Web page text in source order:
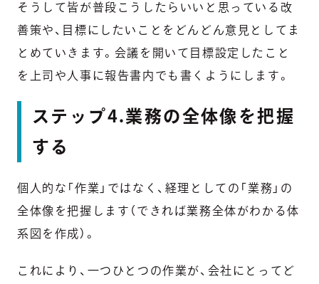
そうして皆が普段こうしたらいいと思っている改
善策や、目標にしたいことをどんどん意見としてま
とめていきます。会議を開いて目標設定したこと
を上司や人事に報告書内でも書くようにします。
ステップ4.業務の全体像を把握
する
個人的な「作業」ではなく、経理としての「業務」の
全体像を把握します（できれば業務全体がわかる体
系図を作成）。
これにより、一つひとつの作業が、会社にとってど